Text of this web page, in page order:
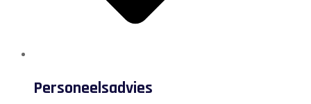
Personeelsadvies